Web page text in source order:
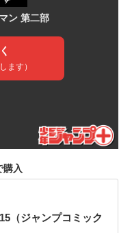
入
（ジャンプコミック